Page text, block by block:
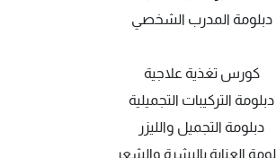
دبلومة المدرب الشخصي
كورس تغذية علاجية
دبلومة التركيبات التجميلية
دبلومة التجميل والليزر
العناية بالبشرة والشعر